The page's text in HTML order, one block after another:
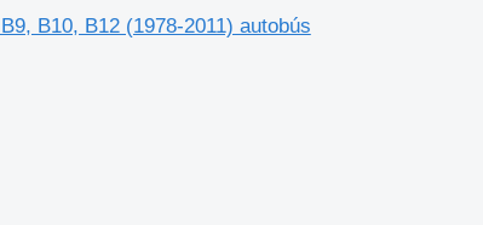
B10, B12 (1978-2011) autobús